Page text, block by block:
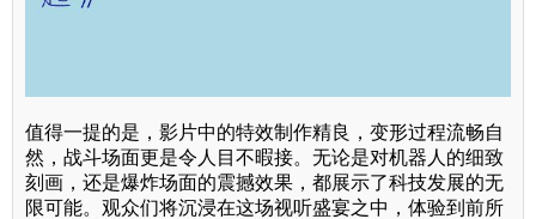
值得一提的是，影片中的特效制作精良，变形过程流畅自
然，战斗场面更是令人目不暇接。无论是对机器人的细致
刻画，还是爆炸场面的震撼效果，都展示了科技发展的无
限可能。观众们将沉浸在这场视听盛宴之中，体验到前所